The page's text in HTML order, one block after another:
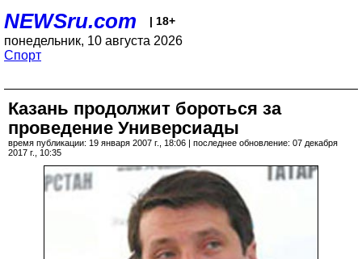
NEWSru.com | 18+
понедельник, 10 августа 2026
Спорт
Казань продолжит бороться за
проведение Универсиады
время публикации: 19 января 2007 г., 18:06 | последнее обновление: 07 декабря
2017 г., 10:35